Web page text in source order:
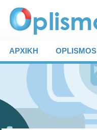
ΑΡΧΙΚΗ OPLISMOS